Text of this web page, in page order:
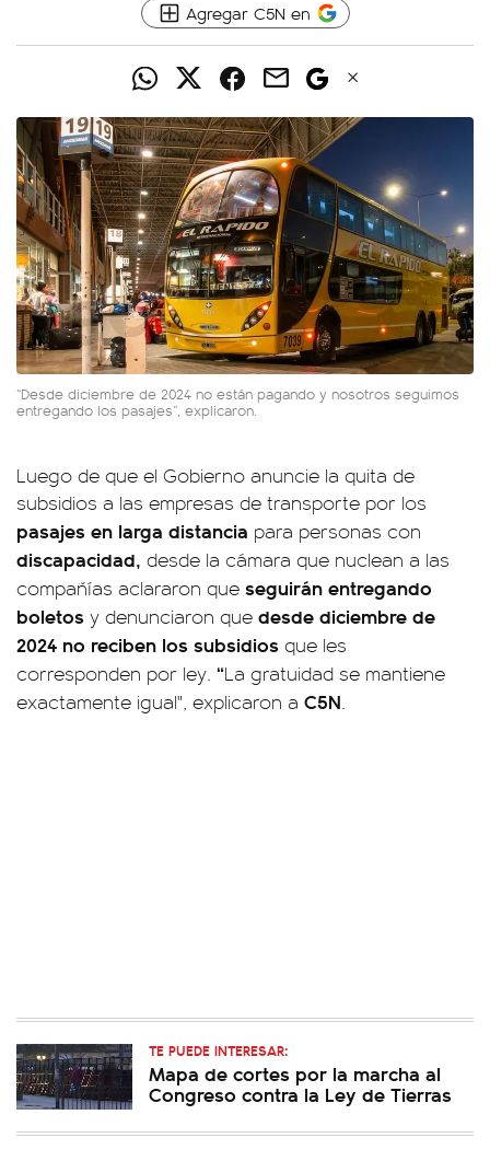
Agregar C5N en
“Desde diciembre de 2024 no están pagando y nosotros seguimos
entregando los pasajes”, explicaron.
Luego de que el Gobierno anuncie la quita de
subsidios a las empresas de transporte por los
pasajes en larga distancia para personas con
discapacidad, desde la cámara que nuclean a las
compañías aclararon que seguirán entregando
boletos y denunciaron que desde diciembre de
2024 no reciben los subsidios que les
corresponden por ley. “La gratuidad se mantiene
exactamente igual", explicaron a C5N.
TE PUEDE INTERESAR:
Mapa de cortes por la marcha al
Congreso contra la Ley de Tierras